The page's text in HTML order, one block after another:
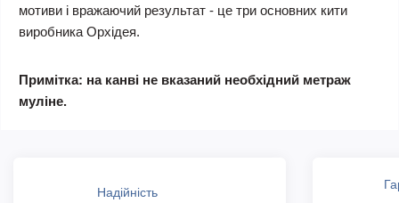
мотиви і вражаючий результат - це три основних кити
виробника Орхідея.
Примітка: на канві не вказаний необхідний метраж
муліне.
Надійність